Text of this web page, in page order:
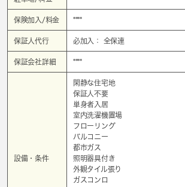
保険加入/料金 ****
保証人代行 必加入： 全保連
保証会社詳細 ****
設備・条件
閑静な住宅地
保証人不要
単身者入居
室内洗濯機置場
フローリング
バルコニー
都市ガス
照明器具付き
外観タイル張り
ガスコンロ